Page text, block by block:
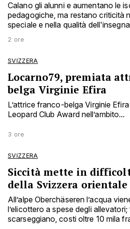
Calano gli alunni e aumentano le
pedagogiche, ma restano criticità
speciale e nella qualità
2 ore
SVIZZERA
Locarno79, premiata
belga Virginie Efira
L’attrice franco-belga Virginie
Leopard Club Award nell’ambito...
3 ore
SVIZZERA
Siccità mette in
della Svizzera orientale
All’alpe Oberchäseren l’acqua
l’elicottero a spese degli
scarseggiano, costi oltre 10 mila